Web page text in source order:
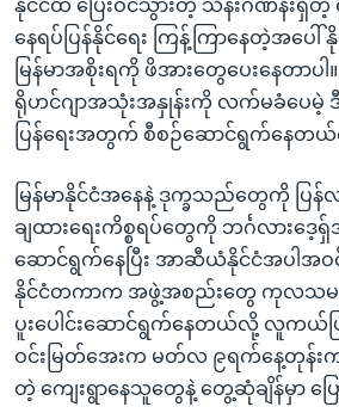
နိုင်ငံထဲ ပြေးဝင်သွားတဲ့ သိန်းဂဏန်းရှိ
နေရပ်ပြန်နိုင်ရေး ကြန့်ကြာနေတဲ့အပေ
မြန်မာအစိုးရကို ဖိအားတွေပေးနေတာပ
ရိုဟင်ဂျာအသုံးအနှုန်းကို လက်မခံပေမဲ့
ပြန်ရေးအတွက် စီစဉ်ဆောင်ရွက်နေတယ်
မြန်မာနိုင်ငံအနေနဲ့ ဒုက္ခသည်တွေကို ပြ
ချထားရေးကိစ္စရပ်တွေကို ဘင်္ဂလားဒေ့
ဆောင်ရွက်နေပြီး အာဆီယံနိုင်ငံအပါအ
နိုင်ငံတကာက အဖွဲ့အစည်းတွေ ကုလသမဂ္
ပူးပေါင်းဆောင်ရွက်နေတယ်လို့ လူကယ်ပြ
ဝင်းမြတ်အေးက မတ်လ ၉ရက်နေ့တုန်း
တဲ့ ကျေးရွာနေသူတွေနဲ့ တွေ့ဆုံချိန်မှာ ပ